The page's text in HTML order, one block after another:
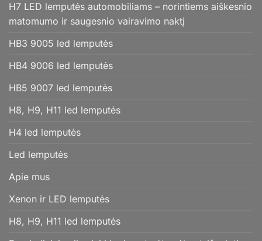
H7 LED lemputės automobiliams – norintiems aiškesnio
matomumo ir saugesnio vairavimo naktį
HB3 9005 led lemputės
HB4 9006 led lemputės
HB5 9007 led lemputės
H8, H9, H11 led lemputės
H4 led lemputės
Led lemputės
Apie mus
Xenon ir LED lemputės
H8, H9, H11 led lemputės